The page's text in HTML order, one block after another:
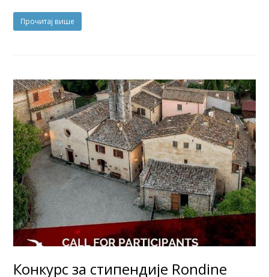
Прочитај више
Конкурс за стипендије Rondine